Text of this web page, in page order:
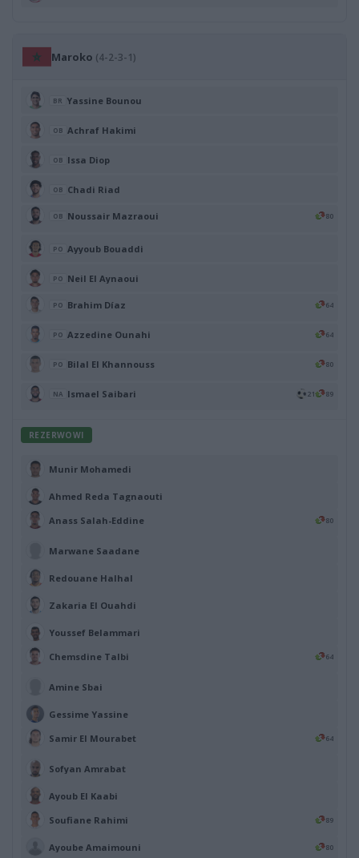
Maroko (4-2-3-1)
BR Yassine Bounou
OB Achraf Hakimi
OB Issa Diop
OB Chadi Riad
OB Noussair Mazraoui 80
PO Ayyoub Bouaddi
PO Neil El Aynaoui
PO Brahim Díaz 64
PO Azzedine Ounahi 64
PO Bilal El Khannouss 80
NA Ismael Saibari 21 89
REZERWOWI
Munir Mohamedi
Ahmed Reda Tagnaouti
Anass Salah-Eddine 80
Marwane Saadane
Redouane Halhal
Zakaria El Ouahdi
Youssef Belammari
Chemsdine Talbi 64
Amine Sbai
Gessime Yassine
Samir El Mourabet 64
Sofyan Amrabat
Ayoub El Kaabi
Soufiane Rahimi 89
Ayoube Amaimouni 80